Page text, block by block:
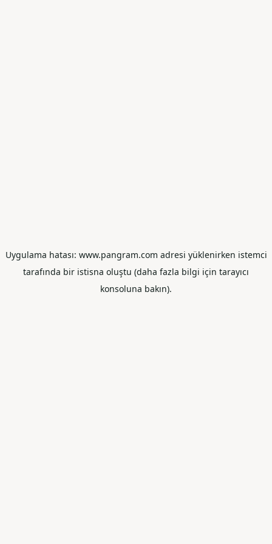
Uygulama hatası: www.pangram.com adresi yüklenirken istemci
tarafında bir istisna oluştu (daha fazla bilgi için tarayıcı
konsoluna bakın).